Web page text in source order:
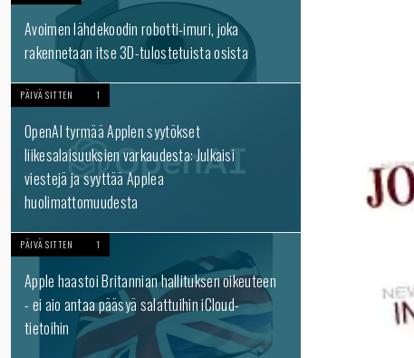
Avoimen lähdekoodin robotti-imuri, joka
rakennetaan itse 3D-tulostetuista osista
PÄIVÄ SITTEN 1
OpenAI tyrmää Applen syytökset
liikesalaisuuksien varkaudesta: Julkaisi
viestejä ja syyttää Applea
huolimattomuudesta
PÄIVÄ SITTEN 1
Apple haastoi Britannian hallituksen oikeuteen
- ei aio antaa pääsyä salattuihin iCloud-
tietoihin